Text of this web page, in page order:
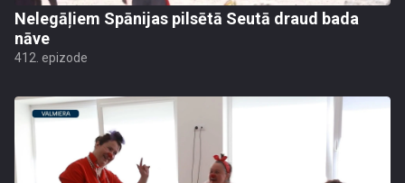
Nelegāļiem Spānijas pilsētā Seutā draud bada
nāve
412. epizode